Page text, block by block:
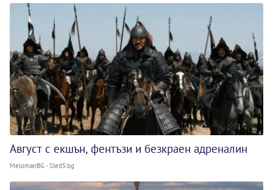
Август с екшън, фентъзи и безкраен адреналин
MelomanBG - Sled5.bg